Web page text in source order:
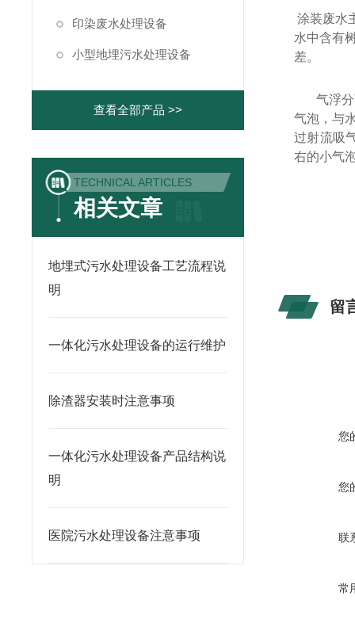
印染废水处理设备
小型地埋污水处理设备
查看全部产品 >>
TECHNICAL ARTICLES
相关文章
地埋式污水处理设备工艺流程说
明
一体化污水处理设备的运行维护
除渣器安装时注意事项
一体化污水处理设备产品结构说
明
医院污水处理设备注意事项
涂装废水
水中含有
差。
气浮
气泡，与
过射流吸
右的小气
留
您
您
联
常